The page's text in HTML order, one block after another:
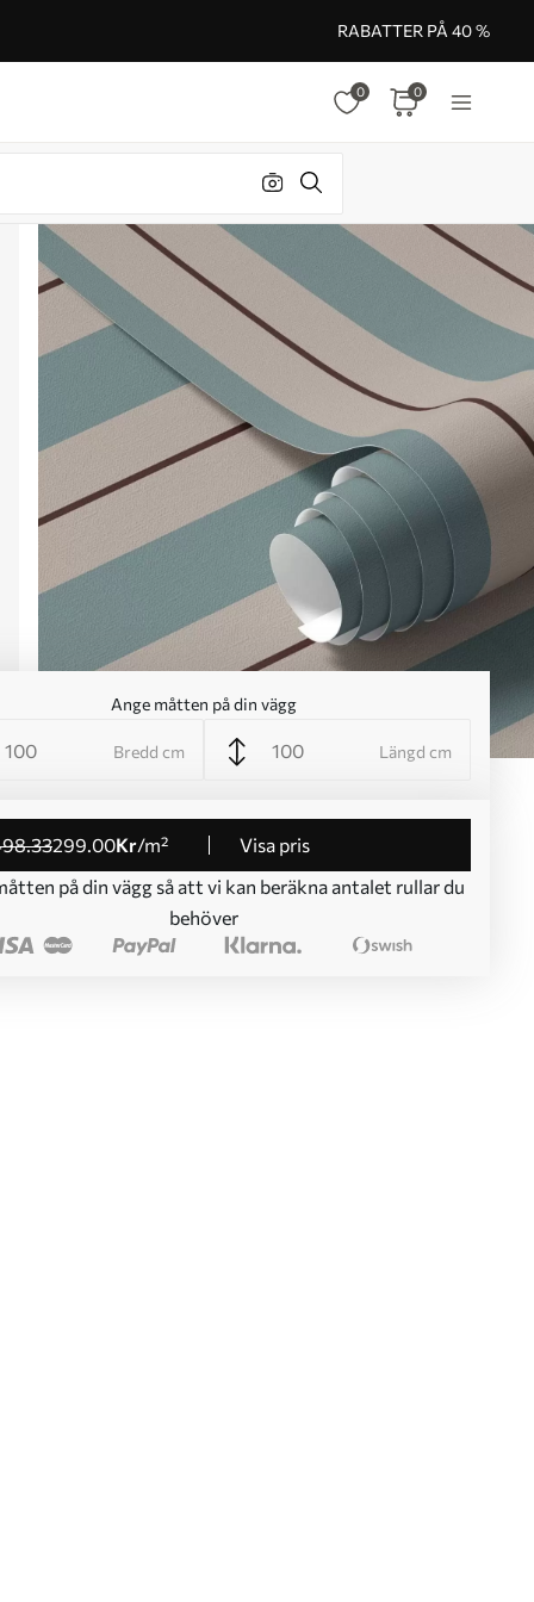
RABATTER PÅ 40 %
0 0
Ange måtten på din vägg
Bredd cm Längd cm
.33299.00Kr/m²
Visa pris
på din vägg så att vi kan beräkna antalet rullar du
behöver